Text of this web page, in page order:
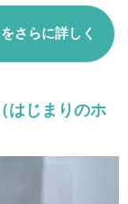
さらに詳しく
はじまりのホ